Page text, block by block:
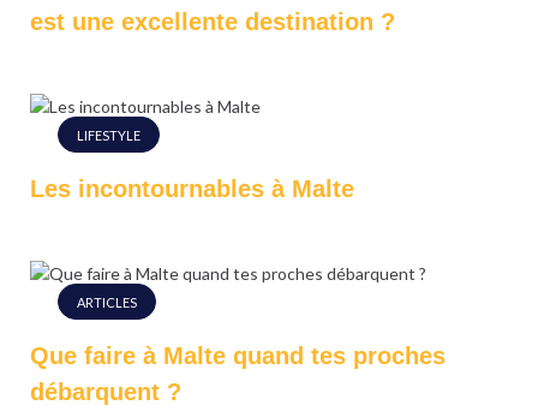
est une excellente destination ?
LIFESTYLE
Les incontournables à Malte
ARTICLES
Que faire à Malte quand tes proches
débarquent ?